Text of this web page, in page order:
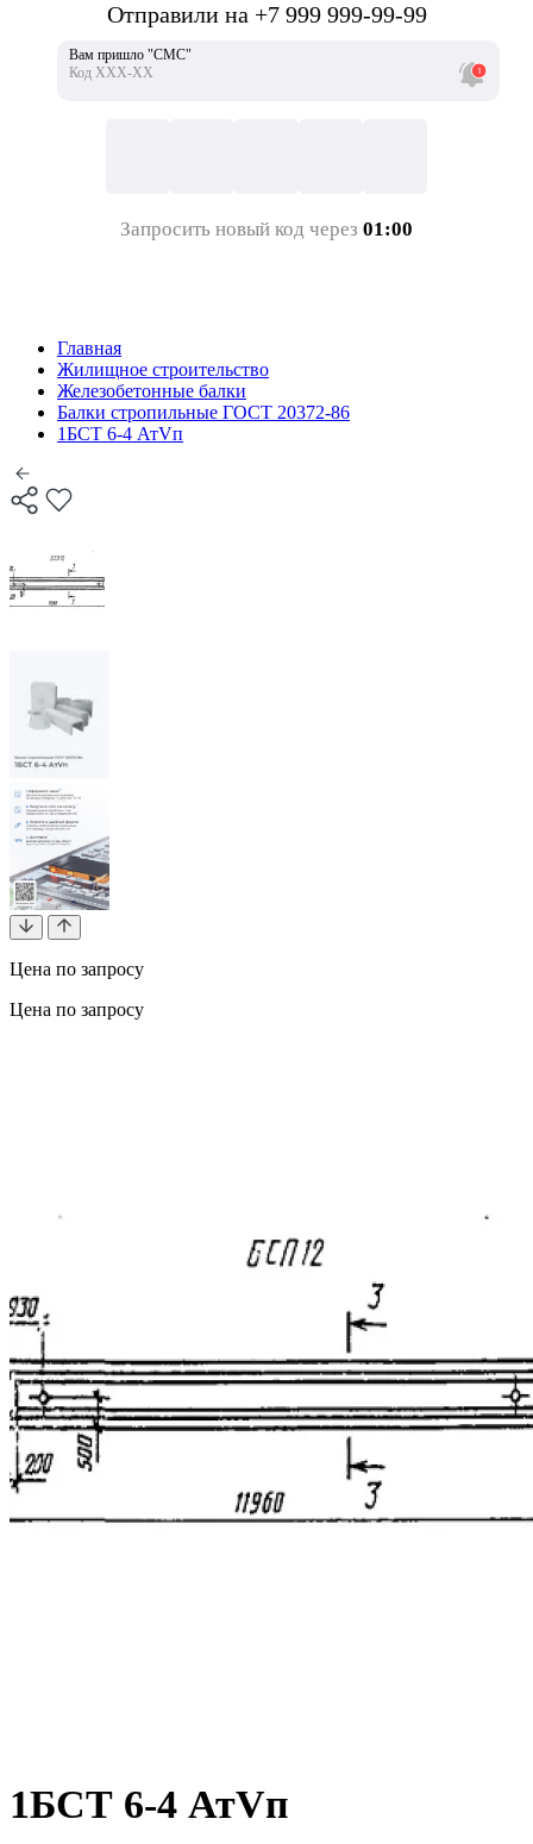
Отправили на +7 999 999-99-99
Вам пришло "СМС"
Код ХХХ-ХХ
Запросить новый код через 01:00
Главная
Жилищное строительство
Железобетонные балки
Балки стропильные ГОСТ 20372-86
1БСТ 6-4 АтVп
Цена по запросу
Цена по запросу
1БСТ 6-4 АтVп